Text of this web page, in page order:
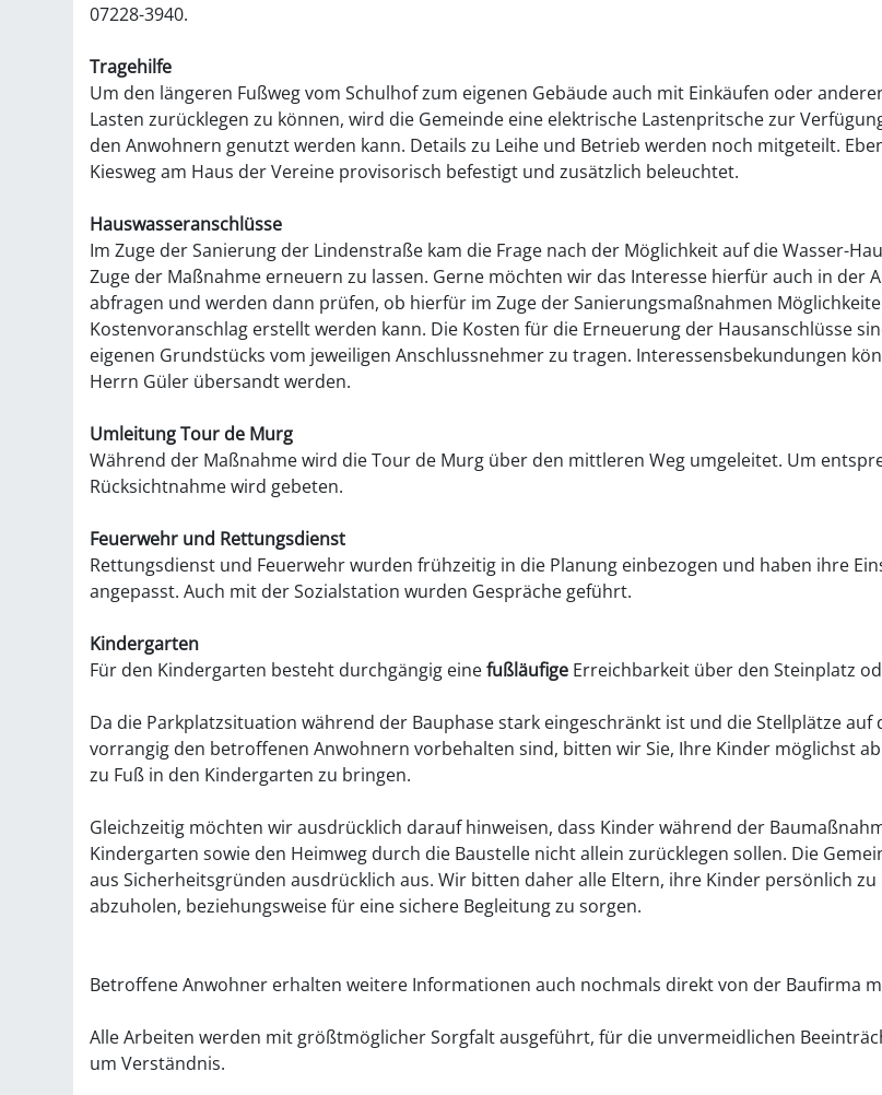
07228-3940.
Tragehilfe
Um den längeren Fußweg vom Schulhof zum eigenen Gebäude auch mit Einkäufen oder
Lasten zurücklegen zu können, wird die Gemeinde eine elektrische Lastenpritsche zur
den Anwohnern genutzt werden kann. Details zu Leihe und Betrieb werden noch mitgeteilt.
Kiesweg am Haus der Vereine provisorisch befestigt und zusätzlich beleuchtet.
Hauswasseranschlüsse
Im Zuge der Sanierung der Lindenstraße kam die Frage nach der Möglichkeit auf die Wasser-
Zuge der Maßnahme erneuern zu lassen. Gerne möchten wir das Interesse hierfür auch in der
abfragen und werden dann prüfen, ob hierfür im Zuge der Sanierungsmaßnahmen
Kostenvoranschlag erstellt werden kann. Die Kosten für die Erneuerung der Hausanschlüsse
eigenen Grundstücks vom jeweiligen Anschlussnehmer zu tragen. Interessensbekundungen
Herrn Güler übersandt werden.
Umleitung Tour de Murg
Während der Maßnahme wird die Tour de Murg über den mittleren Weg umgeleitet. Um
Rücksichtnahme wird gebeten.
Feuerwehr und Rettungsdienst
Rettungsdienst und Feuerwehr wurden frühzeitig in die Planung einbezogen und haben ihre
angepasst. Auch mit der Sozialstation wurden Gespräche geführt.
Kindergarten
Für den Kindergarten besteht durchgängig einefußläufige Erreichbarkeit über den Steinplatz
Da die Parkplatzsituation während der Bauphase stark eingeschränkt ist und die Stellplätze auf
vorrangig den betroffenen Anwohnern vorbehalten sind, bitten wir Sie, Ihre Kinder möglichst
zu Fuß in den Kindergarten zu bringen.
Gleichzeitig möchten wir ausdrücklich darauf hinweisen, dass Kinder während der
Kindergarten sowie den Heimweg durch die Baustelle nicht allein zurücklegen sollen. Die
aus Sicherheitsgründen ausdrücklich aus. Wir bitten daher alle Eltern, ihre Kinder persönlich
abzuholen, beziehungsweise für eine sichere Begleitung zu sorgen.
Betroffene Anwohner erhalten weitere Informationen auch nochmals direkt von der Baufirma
Alle Arbeiten werden mit größtmöglicher Sorgfalt ausgeführt, für die unvermeidlichen
um Verständnis.